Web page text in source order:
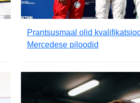
Prantsusmaal olid
Mercedese piloodid